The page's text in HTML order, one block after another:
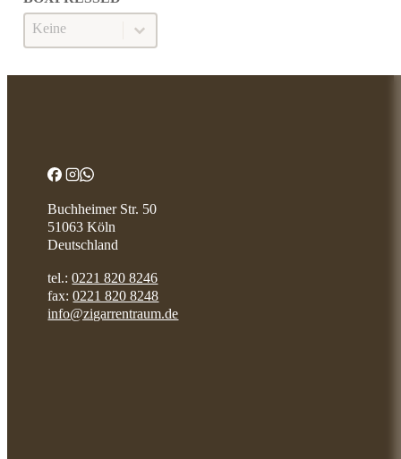
BOXPRESSED
Boxpressed
Buchheimer Str. 50
51063 Köln
Deutschland
tel.:0221 820 8246
fax:0221 820 8248
info@zigarrentraum.de